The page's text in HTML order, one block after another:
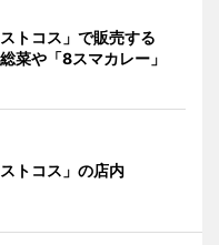
トコス」で販売する
菜や「8スマカレー」
トコス」の店内